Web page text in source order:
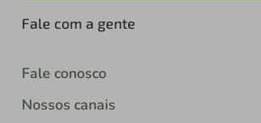
Fale com a gente
Fale conosco
Nossos canais